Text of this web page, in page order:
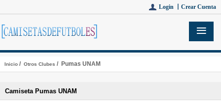
Login 丨 Crear Cuenta
Inicio/ Otros Clubes / Pumas UNAM
Camiseta Pumas UNAM